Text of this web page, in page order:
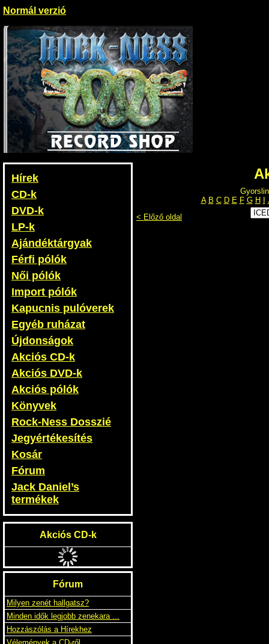
Normál verzió
Hírek
CD-k
DVD-k
LP-k
Ajándéktárgyak
Férfi pólók
Női pólók
Import pólók
Kapucnis pulóverek
Egyéb ruházat
Újdonságok
Akciós CD-k
Akciós DVD-k
Akciós pólók
Könyvek
Rock-Ness Dosszié
Jegyértékesítés
Kosár
Fórum
Jack Daniel’s
termékek
Akciós CD-k
KINGS OF LEON
ONLY BY THE NIGHT
2490 Ft 500 FT 1.5EURO
A B C D E F G H
< Előző oldal